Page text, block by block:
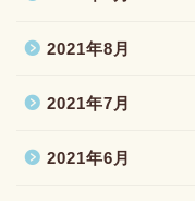
2021年8月
2021年7月
2021年6月